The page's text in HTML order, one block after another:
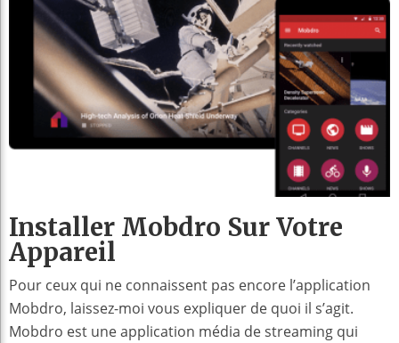
Installer Mobdro Sur Votre
Appareil
Pour ceux qui ne connaissent pas encore l’application
Mobdro, laissez-moi vous expliquer de quoi il s’agit.
Mobdro est une application média de streaming qui